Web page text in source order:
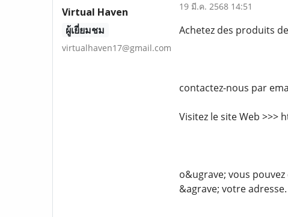
Virtual Haven
ผู้เยี่ยมชม
virtualhaven17@gmail.com
19 มี.ค. 2568 14:51
Achetez des produits
contactez-nous par
Visitez le site Web >>>
o&ugrave; vous
&agrave; votre adresse.